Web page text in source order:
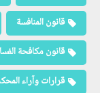
قانون المنافسة
قانون مكافحة
قرارات وآراء